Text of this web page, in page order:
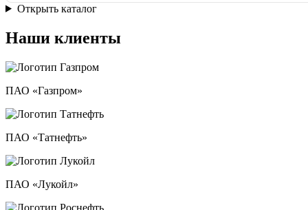
Открыть каталог
Наши клиенты
ПАО «Газпром»
ПАО «Татнефть»
ПАО «Лукойл»